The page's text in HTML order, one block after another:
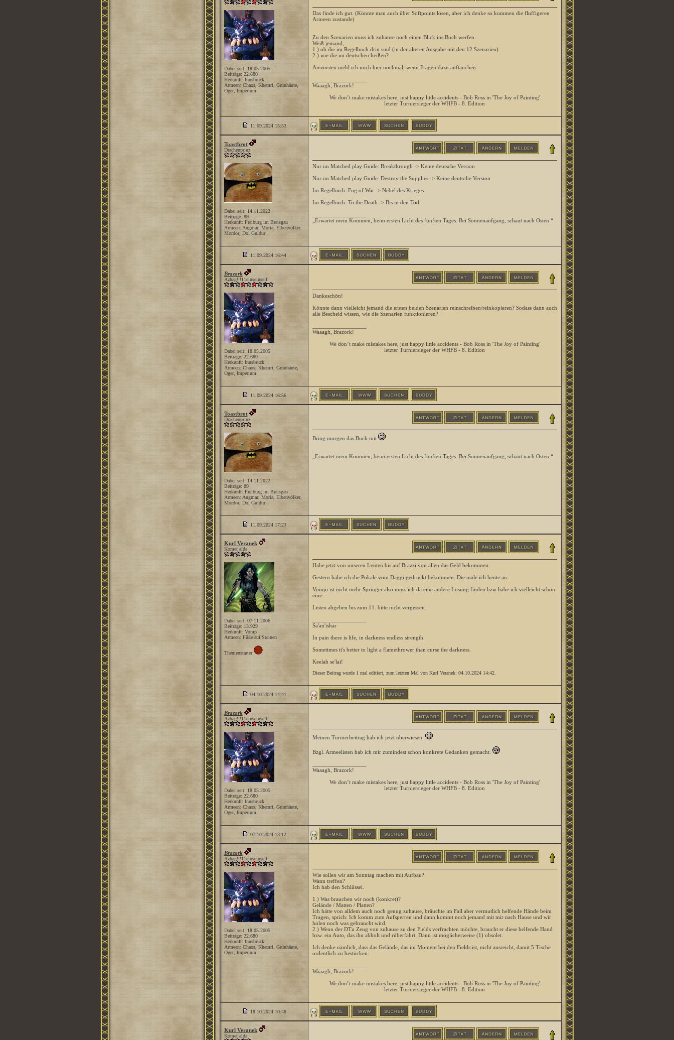
Dabei seit: 18.05.2005
Beiträge: 22.680
Herkunft: Innsbruck
Armeen: Chaos, Khemri, Grünhäute,
Oger, Imperium
Das finde ich gut. (Könnte man auch über Softpoints lösen, aber ich denke so kommen die fluffigeren
Armeen zustande)
Zu den Szenarien muss ich zuhause noch einen Blick ins Buch werfen.
Weiß jemand,
1.) ob die im Regelbuch drin sind (in der älteren Ausgabe mit den 12 Szenarien)
2.) wie die im deutschen heißen?
Ansonsten meld ich mich hier nochmal, wenn Fragen dazu auftauchen.
Waaagh, Brazork!
We don’t make mistakes here, just happy little accidents - Bob Ross in 'The Joy of Painting'
letzter Turniersieger der WHFB - 8. Edition
11.09.2024 15:53
Toastbrot
Drachenprinz
Dabei seit: 14.11.2022
Beiträge: 89
Herkunft: Freiburg im Breisgau
Armeen: Angmar, Moria, Elbenvölker,
Mordor, Dol Guldur
Nur im Matched play Guide: Breakthrough -> Keine deutsche Version
Nur im Matched play Guide: Destroy the Supplies -> Keine deutsche Version
Im Regelbuch: Fog of War -> Nebel des Krieges
Im Regelbuch: To the Death -> Bis in den Tod
„Erwartet mein Kommen, beim ersten Licht des fünften Tages. Bei Sonnenaufgang, schaut nach Osten.“
11.09.2024 16:44
Brazork
Azhag!!!11einseinself
Dabei seit: 18.05.2005
Beiträge: 22.680
Herkunft: Innsbruck
Armeen: Chaos, Khemri, Grünhäute,
Oger, Imperium
Dankeschön!
Könnte dann vielleicht jemand die ersten beiden Szenarien reinschreiben/reinkopieren? Sodass dann auch
alle Bescheid wissen, wie die Szenarien funktionieren?
Waaagh, Brazork!
We don’t make mistakes here, just happy little accidents - Bob Ross in 'The Joy of Painting'
letzter Turniersieger der WHFB - 8. Edition
11.09.2024 16:56
Toastbrot
Drachenprinz
Dabei seit: 14.11.2022
Beiträge: 89
Herkunft: Freiburg im Breisgau
Armeen: Angmar, Moria, Elbenvölker,
Mordor, Dol Guldur
Bring morgen das Buch mit
„Erwartet mein Kommen, beim ersten Licht des fünften Tages. Bei Sonnenaufgang, schaut nach Osten.“
11.09.2024 17:23
Kurl Veranek
Komet alda
Dabei seit: 07.11.2006
Beiträge: 13.929
Herkunft: Vomp
Armeen: Füße auf Steinen
Themenstarter
Habe jetzt von unseren Leuten bis auf Brazzi von allen das Geld bekommen.
Gestern habe ich die Pokale vom Daggi gedruckt bekommen. Die male ich heute an.
Vompi ist nicht mehr Springer also muss ich da eine andere Lösung finden bzw habe ich vielleicht schon
eine.
Listen abgeben bis zum 11. bitte nicht vergessen.
Sa'an'ishar
In pain there is life, in darkness endless strength.
Sometimes it's better to light a flamethrower than curse the darkness.
Keelah se'lai!
Dieser Beitrag wurde 1 mal editiert, zum letzten Mal von Kurl Veranek: 04.10.2024 14:42.
04.10.2024 14:41
Brazork
Azhag!!!11einseinself
Dabei seit: 18.05.2005
Beiträge: 22.680
Herkunft: Innsbruck
Armeen: Chaos, Khemri, Grünhäute,
Oger, Imperium
Meinen Turnierbeitrag hab ich jetzt überwiesen.
Bzgl. Armeelisten hab ich mir zumindest schon konkrete Gedanken gemacht.
Waaagh, Brazork!
We don’t make mistakes here, just happy little accidents - Bob Ross in 'The Joy of Painting'
letzter Turniersieger der WHFB - 8. Edition
07.10.2024 13:12
Brazork
Azhag!!!11einseinself
Dabei seit: 18.05.2005
Beiträge: 22.680
Herkunft: Innsbruck
Armeen: Chaos, Khemri, Grünhäute,
Oger, Imperium
Wie sollen wir am Sonntag machen mit Aufbau?
Wann treffen?
Ich hab den Schlüssel.
1.) Was brauchen wir noch (konkret)?
Gelände / Matten / Platten?
Ich hätte von alldem auch noch genug zuhause, bräuchte im Fall aber vermutlich helfende Hände beim
Tragen, sprich: Ich komm zum Aufsperren und dann kommt noch jemand mit mir nach Hause und wir
holen noch was gebraucht wird.
2.) Wenn der DTu Zeug von zuhause zu den Fields verfrachten möchte, braucht er diese helfende Hand
bzw. ein Auto, das ihn abholt und rüberfährt. Dann ist möglicherweise (1) obsolet.
Ich denke nämlich, dass das Gelände, das im Moment bei den Fields ist, nicht ausreicht, damit 5 Tische
ordentlich zu bestücken.
Waaagh, Brazork!
We don’t make mistakes here, just happy little accidents - Bob Ross in 'The Joy of Painting'
letzter Turniersieger der WHFB - 8. Edition
18.10.2024 10:48
Kurl Veranek
Komet alda